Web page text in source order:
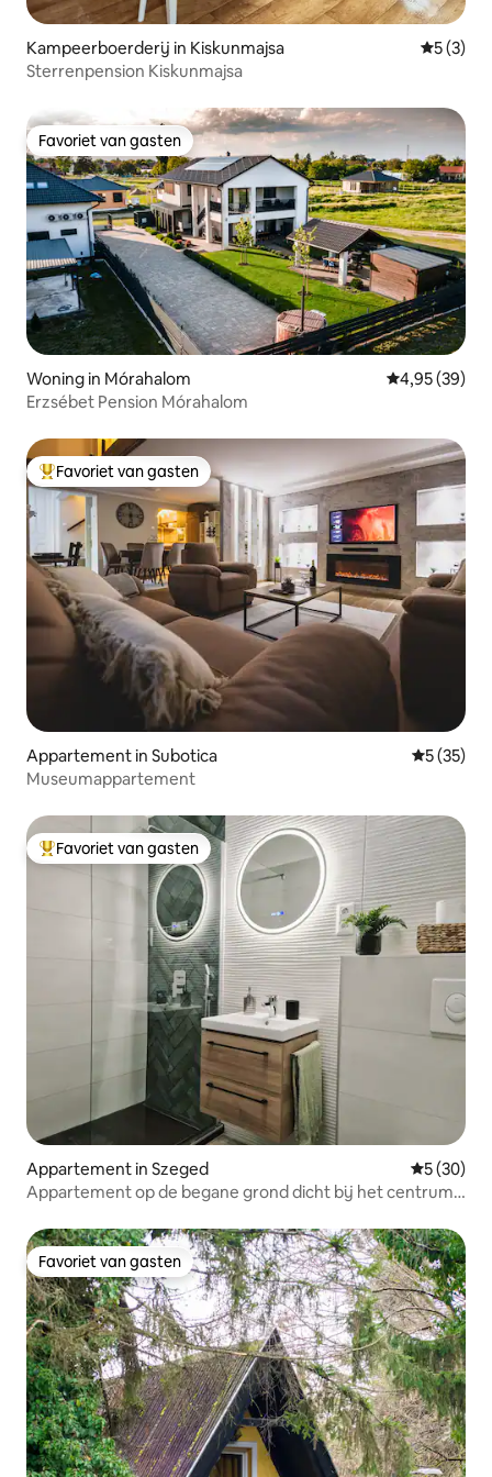
Kampeerboerderij in Kiskunmajsa
5 (3)
Sterrenpension Kiskunmajsa
Favoriet van gasten
Favoriet van gasten
Woning in Mórahalom Gemiddelde
4,95 (39)
Erzsébet Pension Mórahalom
Topfavoriet van gasten
Favoriet van gasten
Appartement in Subotica
5 (35)
Museumappartement
Topfavoriet van gasten
Favoriet van gasten
Appartement in Szeged
5 (30)
Appartement op de begane grond dicht bij het centrum
Favoriet van gasten
Favoriet van gasten